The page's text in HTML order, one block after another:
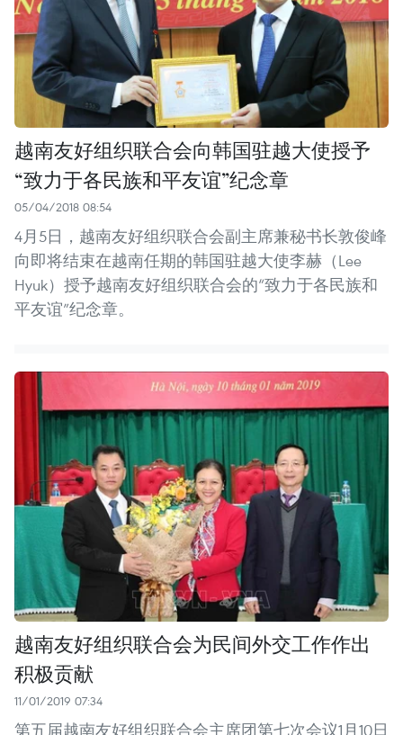
越南友好组织联合会向韩国驻越大使授予
“致力于各民族和平友谊”纪念章
05/04/2018 08:54
4月5日，越南友好组织联合会副主席兼秘书长敦俊峰
向即将结束在越南任期的韩国驻越大使李赫（Lee
Hyuk）授予越南友好组织联合会的“致力于各民族和
平友谊”纪念章。
越南友好组织联合会为民间外交工作作出
积极贡献
11/01/2019 07:34
第五届越南友好组织联合会主席团第七次会议1月10日